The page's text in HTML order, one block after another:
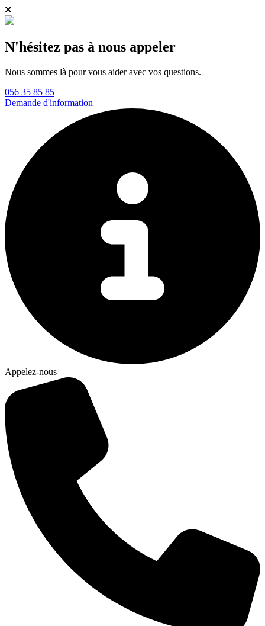
N'hésitez pas à nous appeler
Nous sommes là pour vous aider avec vos questions.
056 35 85 85
Demande d'information
Appelez-nous